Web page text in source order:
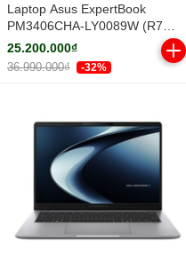
Laptop Asus ExpertBook
PM3406CHA-LY0089W (R7
8840HS/ 16GB/ 512GB SSD/ 14
inch WUXGA/ Win11/ Grey/ Vỏ
nhôm)
25.200.000₫
36.990.000₫ -32%